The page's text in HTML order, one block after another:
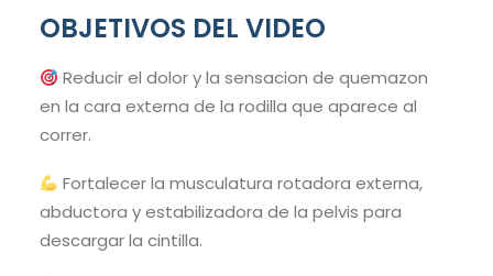
OBJETIVOS DEL VIDEO
Reducir el dolor y la sensacion de quemazon
en la cara externa de la rodilla que aparece al
correr.
Fortalecer la musculatura rotadora externa,
abductora y estabilizadora de la pelvis para
descargar la cintilla.